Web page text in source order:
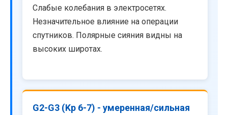
Слабые колебания в электросетях.
Незначительное влияние на операции
спутников. Полярные сияния видны на
высоких широтах.
G2-G3 (Kp 6-7) - умеренная/сильная